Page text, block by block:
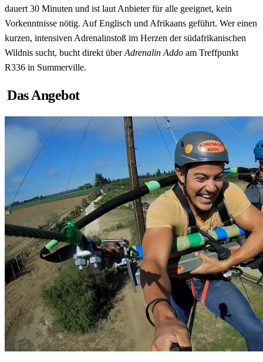
dauert 30 Minuten und ist laut Anbieter für alle geeignet, kein
Vorkenntnisse nötig. Auf Englisch und Afrikaans geführt. Wer einen
kurzen, intensiven Adrenalinstoß im Herzen der südafrikanischen
Wildnis sucht, bucht direkt überAdrenalin Addo am Treffpunkt
R336 in Summerville.
Das Angebot